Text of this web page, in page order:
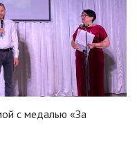
с медалью «За